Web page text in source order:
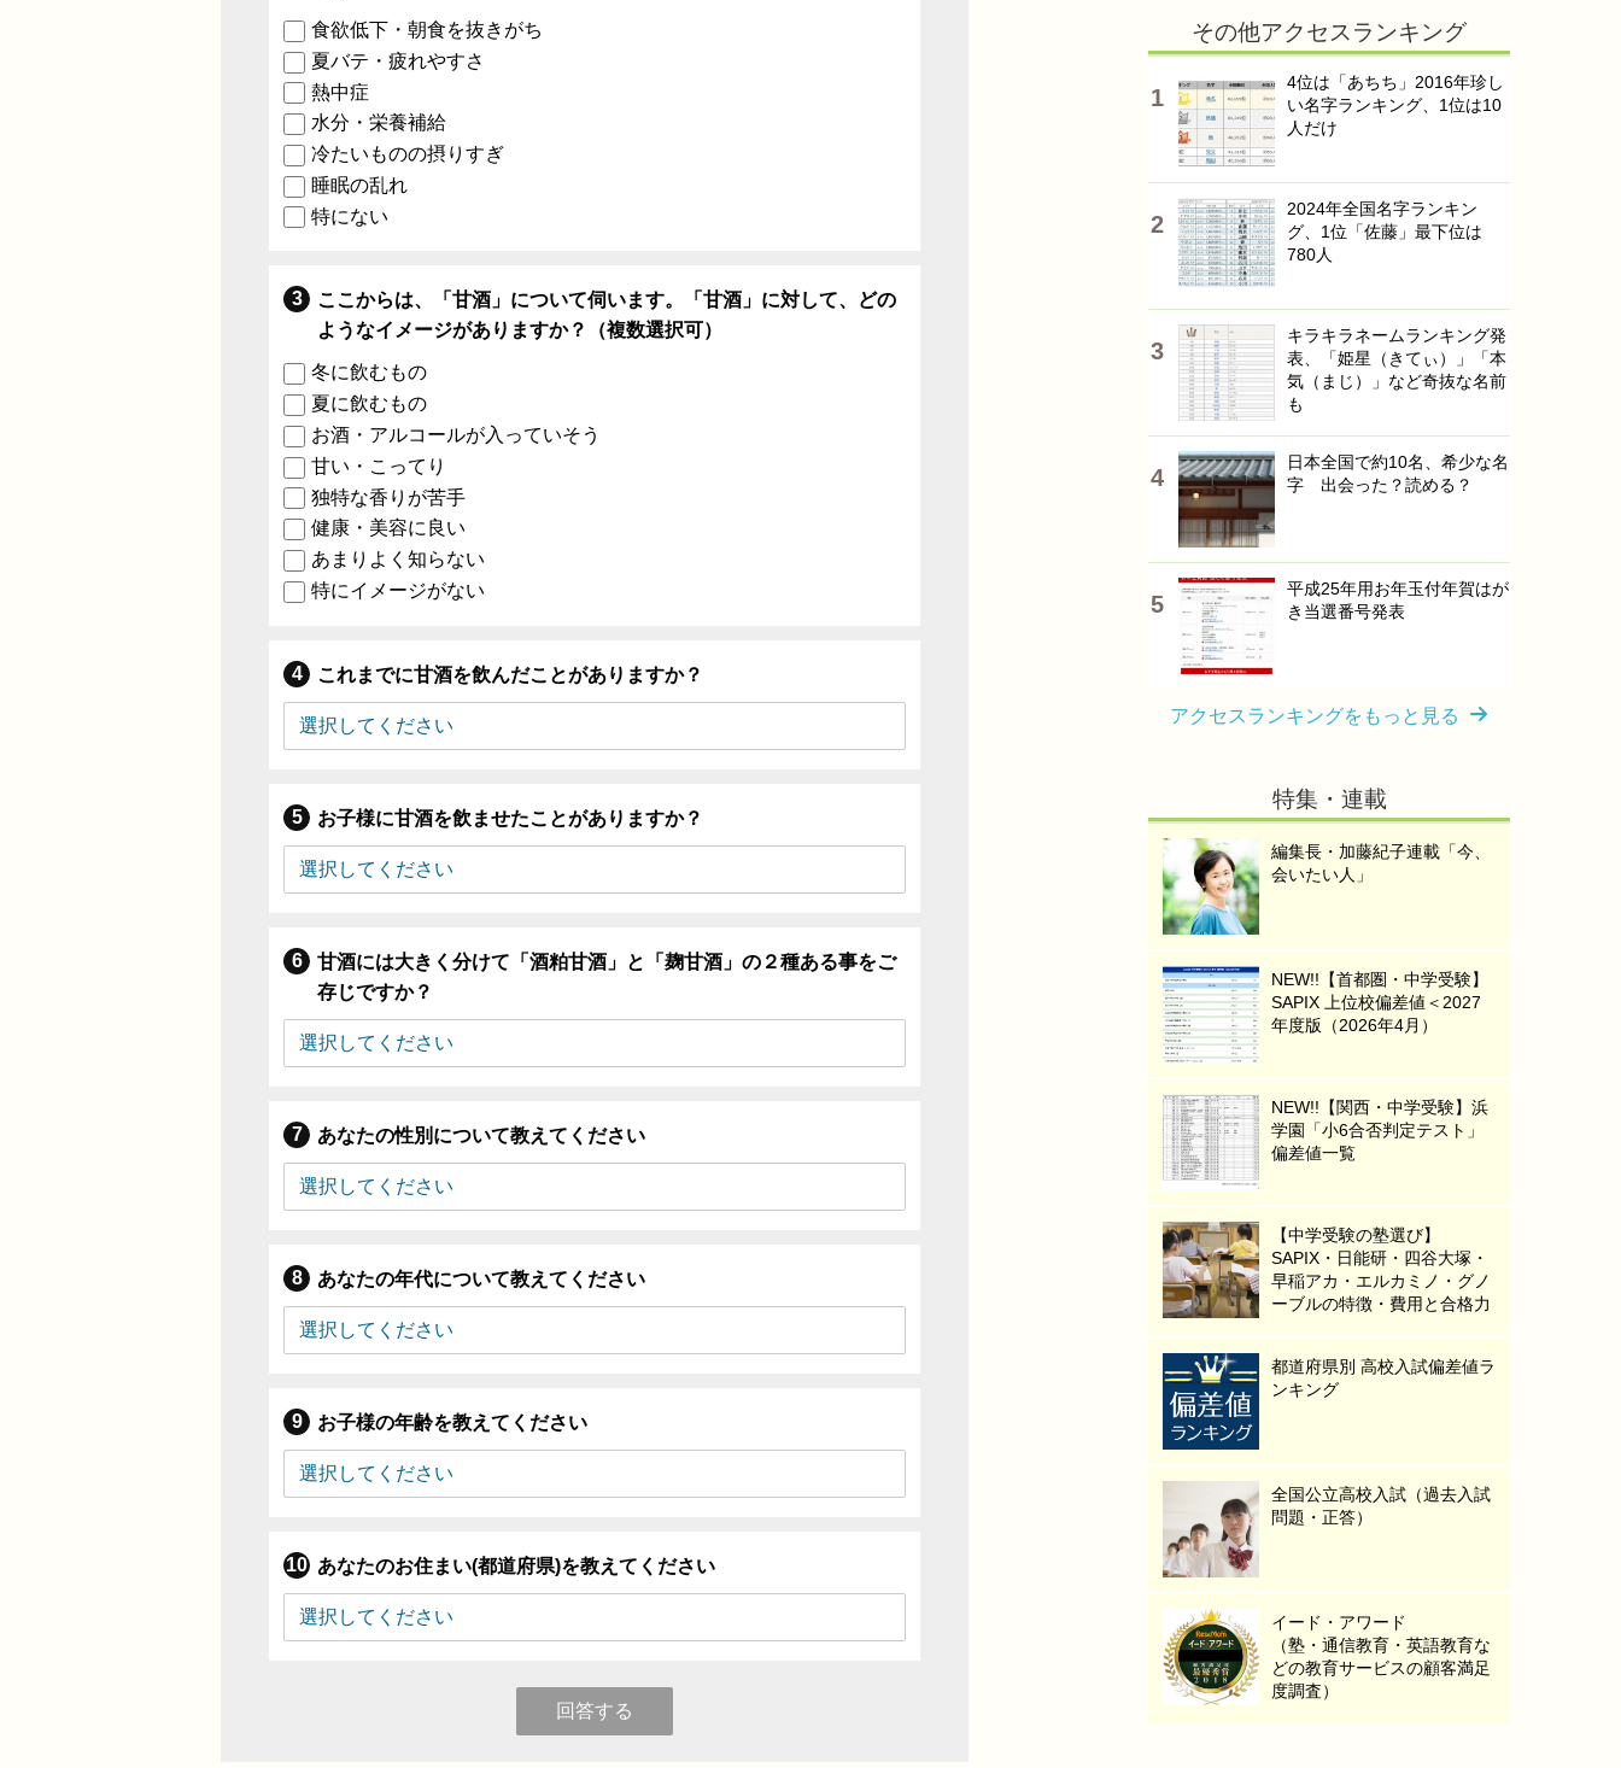
食欲低下・朝食を抜きがち
夏バテ・疲れやすさ
熱中症
水分・栄養補給
冷たいものの摂りすぎ
睡眠の乱れ
特にない
ここからは、「甘酒」について伺います。「甘酒」に対して、どの
ようなイメージがありますか？（複数選択可）
冬に飲むもの
夏に飲むもの
お酒・アルコールが入っていそう
甘い・こってり
独特な香りが苦手
健康・美容に良い
あまりよく知らない
特にイメージがない
これまでに甘酒を飲んだことがありますか？
お子様に甘酒を飲ませたことがありますか？
甘酒には大きく分けて「酒粕甘酒」と「麹甘酒」の２種ある事をご
存じですか？
あなたの性別について教えてください
あなたの年代について教えてください
お子様の年齢を教えてください
あなたのお住まい(都道府県)を教えてください
回答する
その他アクセスランキング
4位は「あちち」2016年珍し
い名字ランキング、1位は10
人だけ
2024年全国名字ランキン
グ、1位「佐藤」最下位は
780人
キラキラネームランキング発
表、「姫星（きてぃ）」「本
気（まじ）」など奇抜な名前
も
日本全国で約10名、希少な名
字 出会った？読める？
平成25年用お年玉付年賀はが
き当選番号発表
アクセスランキングをもっと見る
特集・連載
編集長・加藤紀子連載「今、
会いたい人」
NEW!!【首都圏・中学受験】
SAPIX 上位校偏差値＜2027
年度版（2026年4月）
NEW!!【関西・中学受験】浜
学園「小6合否判定テスト」
偏差値一覧
【中学受験の塾選び】
SAPIX・日能研・四谷大塚・
早稲アカ・エルカミノ・グノ
ーブルの特徴・費用と合格力
都道府県別 高校入試偏差値ラ
ンキング
全国公立高校入試（過去入試
問題・正答）
イード・アワード
（塾・通信教育・英語教育な
どの教育サービスの顧客満足
度調査）